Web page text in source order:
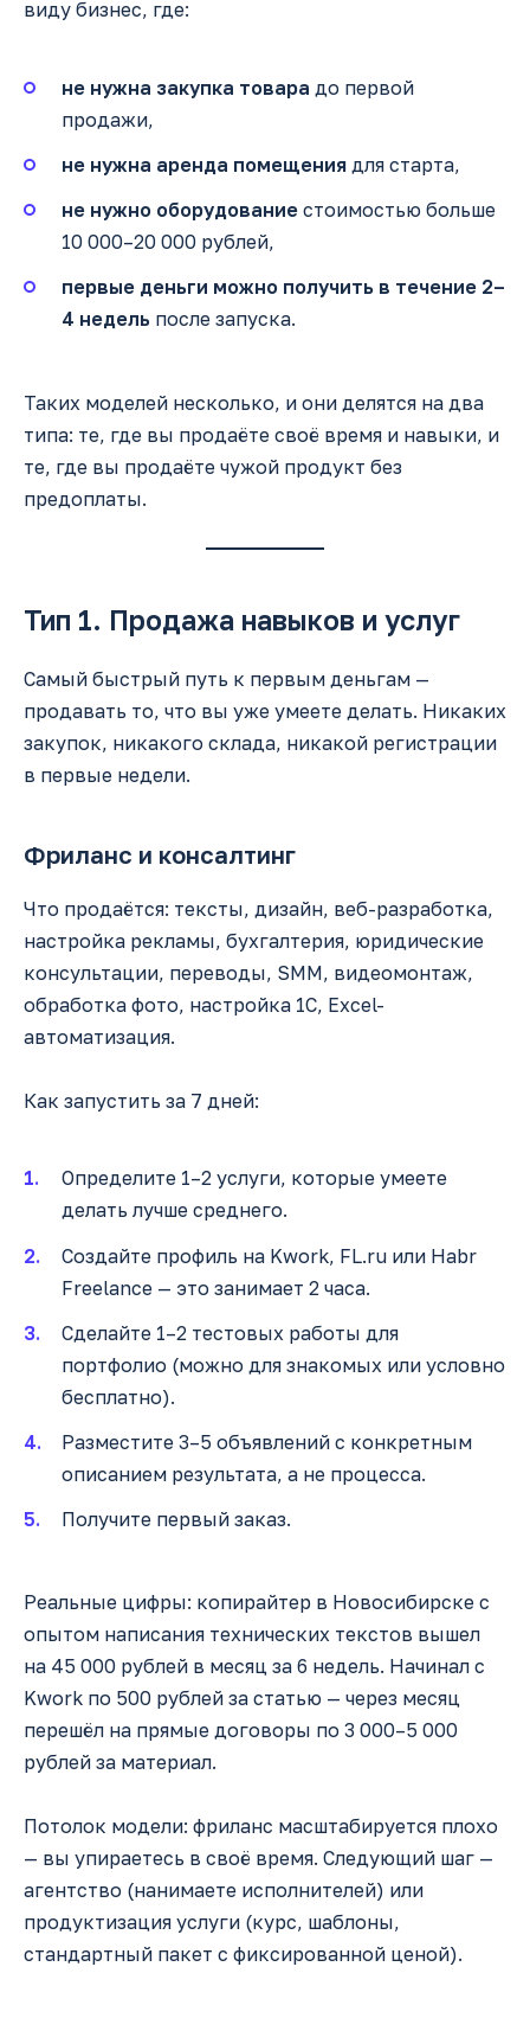
виду бизнес, где:
не нужна закупка товара до первой
продажи,
не нужна аренда помещения для старта,
не нужно оборудование стоимостью больше
10 000–20 000 рублей,
первые деньги можно получить в течение 2–
4 недель после запуска.
Таких моделей несколько, и они делятся на два
типа: те, где вы продаёте своё время и навыки, и
те, где вы продаёте чужой продукт без
предоплаты.
Тип 1. Продажа навыков и услуг
Самый быстрый путь к первым деньгам —
продавать то, что вы уже умеете делать. Никаких
закупок, никакого склада, никакой регистрации
в первые недели.
Фриланс и консалтинг
Что продаётся: тексты, дизайн, веб-разработка,
настройка рекламы, бухгалтерия, юридические
консультации, переводы, SMM, видеомонтаж,
обработка фото, настройка 1С, Excel-
автоматизация.
Как запустить за 7 дней:
Определите 1–2 услуги, которые умеете
делать лучше среднего.
Создайте профиль на Kwork, FL.ru или Habr
Freelance — это занимает 2 часа.
Сделайте 1–2 тестовых работы для
портфолио (можно для знакомых или условно
бесплатно).
Разместите 3–5 объявлений с конкретным
описанием результата, а не процесса.
Получите первый заказ.
Реальные цифры: копирайтер в Новосибирске с
опытом написания технических текстов вышел
на 45 000 рублей в месяц за 6 недель. Начинал с
Kwork по 500 рублей за статью — через месяц
перешёл на прямые договоры по 3 000–5 000
рублей за материал.
Потолок модели: фриланс масштабируется плохо
— вы упираетесь в своё время. Следующий шаг —
агентство (нанимаете исполнителей) или
продуктизация услуги (курс, шаблоны,
стандартный пакет с фиксированной ценой).